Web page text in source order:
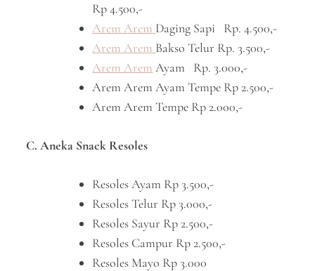
Rp 4.500,-
Arem Arem Daging Sapi Rp. 4.500,-
Arem Arem Bakso Telur Rp. 3.500,-
Arem Arem Ayam Rp. 3.000,-
Arem Arem Ayam Tempe Rp 2.500,-
Arem Arem Tempe Rp 2.000,-
C. Aneka Snack Resoles
Resoles Ayam Rp 3.500,-
Resoles Telur Rp 3.000,-
Resoles Sayur Rp 2.500,-
Resoles Campur Rp 2.500,-
Resoles Mayo Rp 3.000